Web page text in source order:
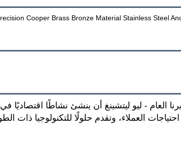
في عام 2004 عندما قرر مديرنا العام - ليو ليتشينغ أن ينشئ
العملاء، وتقدم حلولًا للتكنولوجيا ذات